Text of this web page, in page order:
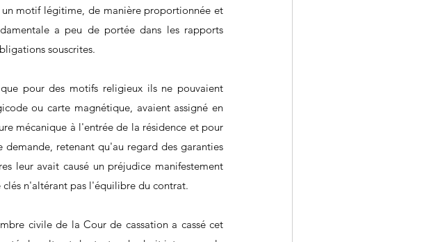
motif légitime, de manière proportionnée et
a peu de portée dans les rapports
souscrites.
pour des motifs religieux ils ne pouvaient
ou carte magnétique, avaient assigné en
mécanique à l'entrée de la résidence et pour
retenant qu'au regard des garanties
leur avait causé un préjudice manifestement
n'altérant pas l'équilibre du contrat.
civile de la Cour de cassation a cassé cet